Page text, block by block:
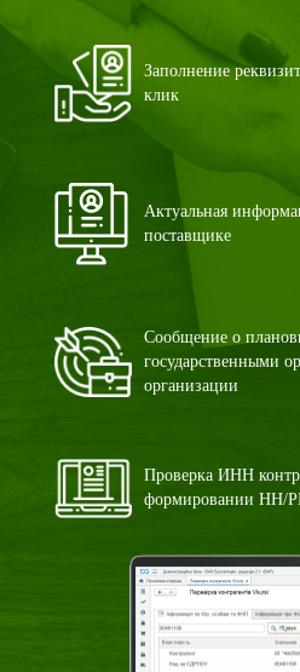
Заполнение
клик
Актуальная
поставщике
Сообщение о
государственными
организации
Проверка ИНН
формировании НН/